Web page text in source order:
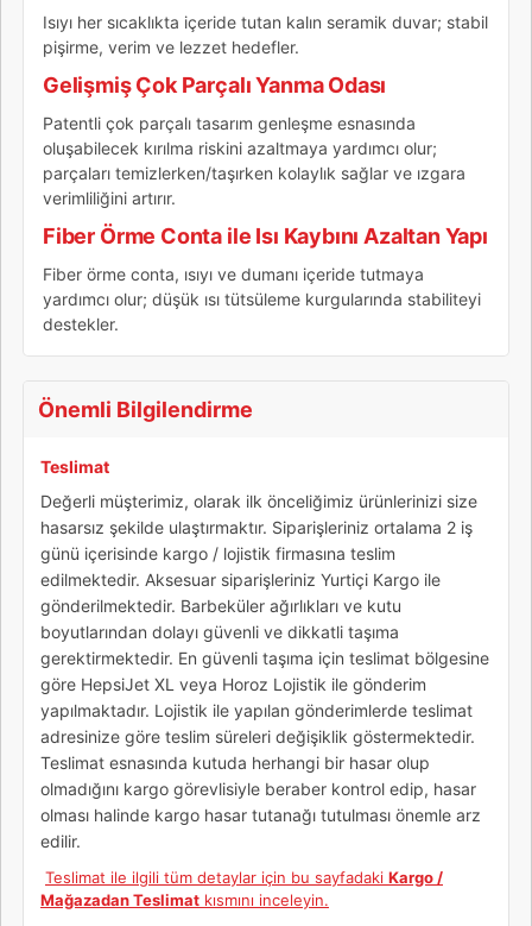
Isıyı her sıcaklıkta içeride tutan kalın seramik duvar; stabil
pişirme, verim ve lezzet hedefler.
Gelişmiş Çok Parçalı Yanma Odası
Patentli çok parçalı tasarım genleşme esnasında
oluşabilecek kırılma riskini azaltmaya yardımcı olur;
parçaları temizlerken/taşırken kolaylık sağlar ve ızgara
verimliliğini artırır.
Fiber Örme Conta ile Isı Kaybını Azaltan Yapı
Fiber örme conta, ısıyı ve dumanı içeride tutmaya
yardımcı olur; düşük ısı tütsüleme kurgularında stabiliteyi
destekler.
Önemli Bilgilendirme
Teslimat
Değerli müşterimiz, olarak ilk önceliğimiz ürünlerinizi size
hasarsız şekilde ulaştırmaktır. Siparişleriniz ortalama 2 iş
günü içerisinde kargo / lojistik firmasına teslim
edilmektedir. Aksesuar siparişleriniz Yurtiçi Kargo ile
gönderilmektedir. Barbeküler ağırlıkları ve kutu
boyutlarından dolayı güvenli ve dikkatli taşıma
gerektirmektedir. En güvenli taşıma için teslimat bölgesine
göre HepsiJet XL veya Horoz Lojistik ile gönderim
yapılmaktadır. Lojistik ile yapılan gönderimlerde teslimat
adresinize göre teslim süreleri değişiklik göstermektedir.
Teslimat esnasında kutuda herhangi bir hasar olup
olmadığını kargo görevlisiyle beraber kontrol edip, hasar
olması halinde kargo hasar tutanağı tutulması önemle arz
edilir.
Teslimat ile ilgili tüm detaylar için bu sayfadaki Kargo /
Mağazadan Teslimat kısmını inceleyin.